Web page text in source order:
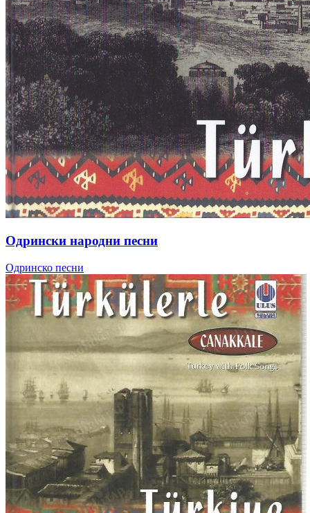
Одрински народни песни
Одринско песни